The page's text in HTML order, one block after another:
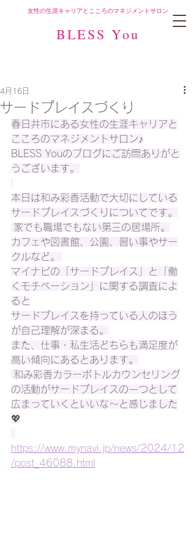
BLESS You
女性の生涯キャリアとこころのマネジメントサロン
サードプレイスづくり
4月16日
春日井市にある女性の生涯キャリアと
こころのマネジメントサロン♪
BLESS Youのブログにご訪問ありがと
うございます。
本日は和み彩香活動で大切にしている
サードプレイスづくりについてです。
家でも職場でもない第三の居場所。
カフェや図書館、公園、習い事やサー
クルなど。
マイナビの「サードプレイス」と「働
くモチベーション」に関する調査によ
ると
サードプレイスを持っている人のほう
が自己理解が深まる。
また、仕事・私生活どちらも満足度が
高い傾向にあるとあります。
和み彩香カラーボトルカウンセリング
の活動がサードプレイスの一つとして
広まっていくといいな～と感じました
💖
https://www.mynavi.jp/news/2024/12
/post_46088.html